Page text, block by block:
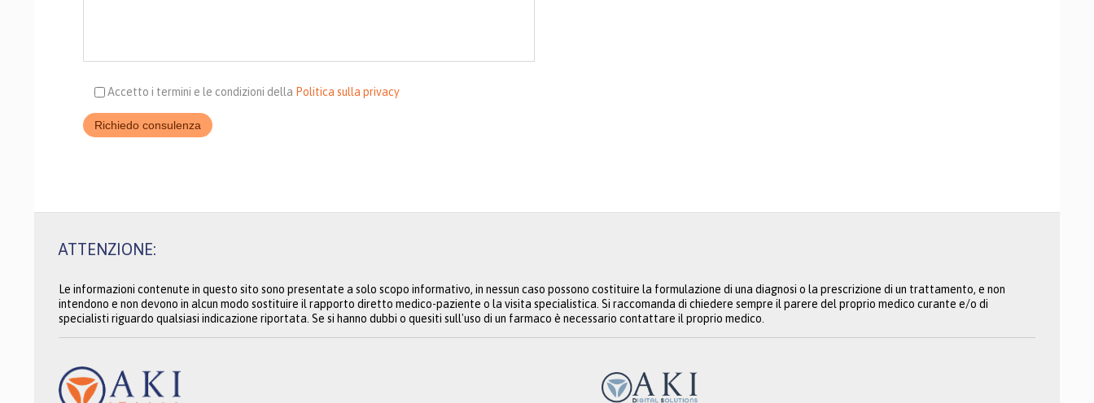
Accetto i termini e le condizioni della Politica sulla privacy
ATTENZIONE:
Le informazioni contenute in questo sito sono presentate a solo scopo informativo, in nessun caso possono costituire la formulazione di una diagnosi o la prescrizione di un trattamento, e non
intendono e non devono in alcun modo sostituire il rapporto diretto medico-paziente o la visita specialistica. Si raccomanda di chiedere sempre il parere del proprio medico curante e/o di
specialisti riguardo qualsiasi indicazione riportata. Se si hanno dubbi o quesiti sull'uso di un farmaco è necessario contattare il proprio medico.